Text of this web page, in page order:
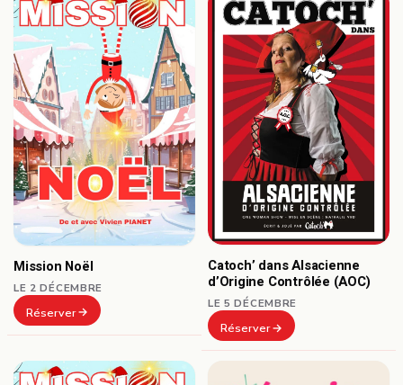
Mission Noël
LE 2 DÉCEMBRE
Réserver
Catoch’ dans Alsacienne
d’Origine Contrôlée (AOC)
LE 5 DÉCEMBRE
Réserver